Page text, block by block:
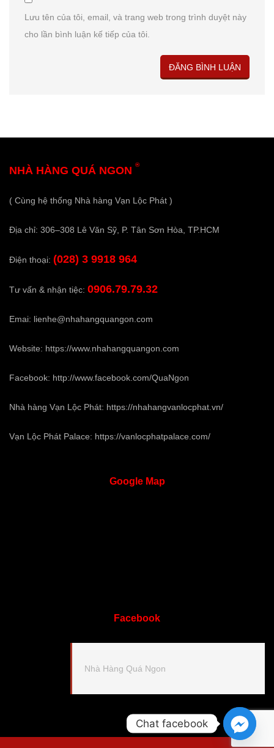
Lưu tên của tôi, email, và trang web trong trình duyệt này
cho lần bình luận kế tiếp của tôi.
NHÀ HÀNG QUÁ NGON ®
( Cùng hệ thống Nhà hàng Vạn Lộc Phát )
Địa chỉ: 306–308 Lê Văn Sỹ, P. Tân Sơn Hòa, TP.HCM
Điện thoại: (028) 3 9918 964
Tư vấn & nhận tiệc: 0906.79.79.32
Emai: lienhe@nhahangquangon.com
Website: https://www.nhahangquangon.com
Facebook: http://www.facebook.com/QuaNgon
Nhà hàng Vạn Lộc Phát: https://nhahangvanlocphat.vn/
Vạn Lộc Phát Palace: https://vanlocphatpalace.com/
GoogleMap
Facebook
Nhà Hàng Quá Ngon
Chat facebook